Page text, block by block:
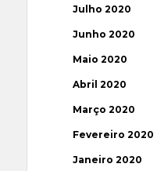
Julho 2020
Junho 2020
Maio 2020
Abril 2020
Março 2020
Fevereiro 2020
Janeiro 2020